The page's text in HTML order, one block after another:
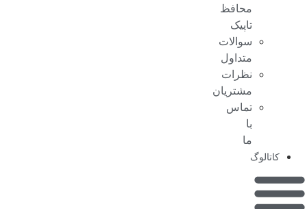
محافظ
تاپیک
سوالات
متداول
نظرات
مشتریان
تماس
با
ما
کاتالوگ